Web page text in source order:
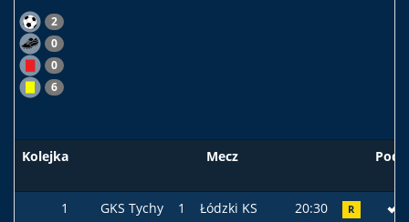
2
0
0
6
Kolejka Mecz
1 GKS Tychy
1
Łódzki KS
20:30
R